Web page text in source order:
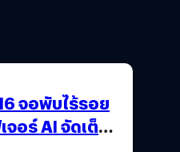
จอพับไร้รอย
อร์ AI จัดเต็ม